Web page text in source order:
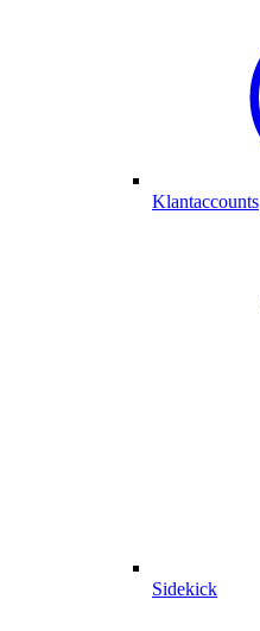
Klantaccounts
Sidekick